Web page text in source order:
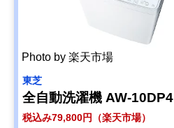
Photo by 楽天市場
東芝
全自動洗濯機 AW-10DP4
税込み79,800円（楽天市場）